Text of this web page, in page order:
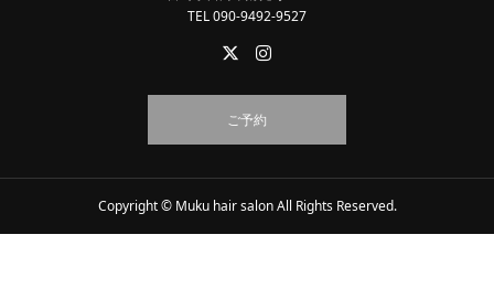
TEL 090-9492-9527
ご予約
Copyright © Muku hair salon All Rights Reserved.